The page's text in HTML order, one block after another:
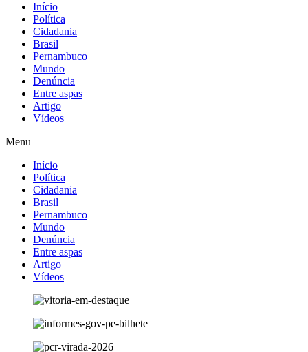
Início
Política
Cidadania
Brasil
Pernambuco
Mundo
Denúncia
Entre aspas
Artigo
Vídeos
Menu
Início
Política
Cidadania
Brasil
Pernambuco
Mundo
Denúncia
Entre aspas
Artigo
Vídeos